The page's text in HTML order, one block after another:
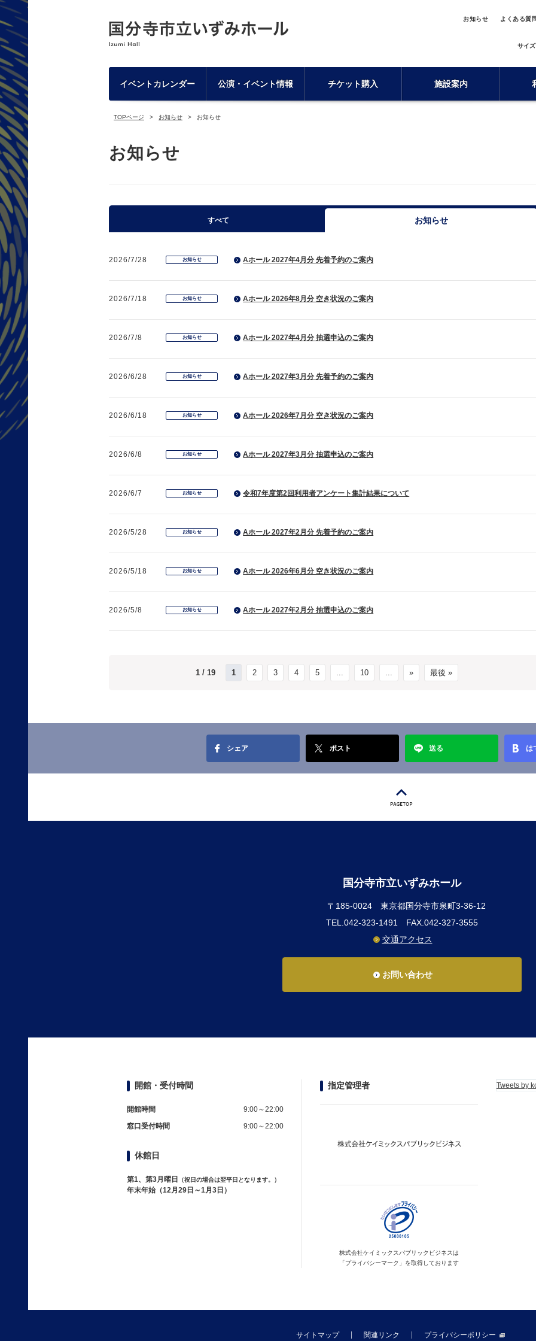
お知らせ よくある質
サイズ
イベントカレンダー 公演・イベント情報 チケット購入 施設案内
TOPページ お知らせ お知らせ
お知らせ
すべて お知らせ
2026/7/28 お知らせ Aホール 2027年4月分 先着予約のご案内
2026/7/18 お知らせ Aホール 2026年8月分 空き状況のご案内
2026/7/8 お知らせ Aホール 2027年4月分 抽選申込のご案内
2026/6/28 お知らせ Aホール 2027年3月分 先着予約のご案内
2026/6/18 お知らせ Aホール 2026年7月分 空き状況のご案内
2026/6/8 お知らせ Aホール 2027年3月分 抽選申込のご案内
2026/6/7 お知らせ 令和7年度第2回利用者アンケート集計結果について
2026/5/28 お知らせ Aホール 2027年2月分 先着予約のご案内
2026/5/18 お知らせ Aホール 2026年6月分 空き状況のご案内
2026/5/8 お知らせ Aホール 2027年2月分 抽選申込のご案内
1 / 19 1 2 3 4 5 ... 10 ... » 最後 »
シェア ポスト 送る は
国分寺市立いずみホール
〒185-0024 東京都国分寺市泉町3-36-12
TEL.042-323-1491 FAX.042-327-3555
交通アクセス
お問い合わせ
開館・受付時間
開館時間
9:00～22:00
窓口受付時間
9:00～22:00
休館日
第1、第3月曜日 （祝日の場合は翌平日となります。）
年末年始（12月29日～1月3日）
指定管理者
株式会社ケイミックス パブリックビジネスは
「プライバシーマーク」を取得しております
Tweets by
サイトマップ 関連リンク プライバシーポリシー